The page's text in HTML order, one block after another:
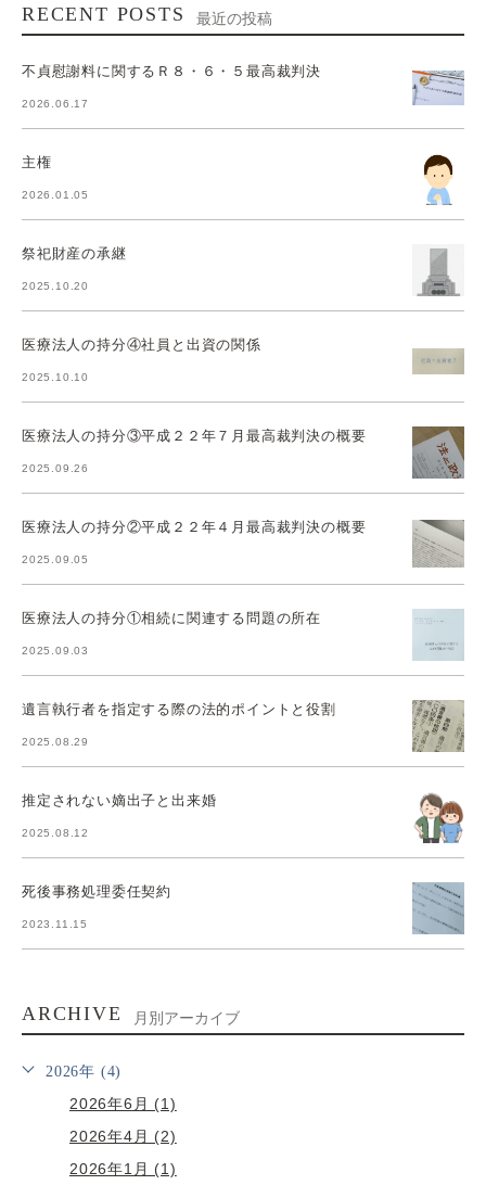
RECENT POSTS 最近の投稿
不貞慰謝料に関するＲ８・６・５最高裁判決
2026.06.17
主権
2026.01.05
祭祀財産の承継
2025.10.20
医療法人の持分④社員と出資の関係
2025.10.10
医療法人の持分③平成２２年７月最高裁判決の概要
2025.09.26
医療法人の持分②平成２２年４月最高裁判決の概要
2025.09.05
医療法人の持分①相続に関連する問題の所在
2025.09.03
遺言執行者を指定する際の法的ポイントと役割
2025.08.29
推定されない嫡出子と出来婚
2025.08.12
死後事務処理委任契約
2023.11.15
ARCHIVE 月別アーカイブ
2026年 (4)
2026年6月 (1)
2026年4月 (2)
2026年1月 (1)